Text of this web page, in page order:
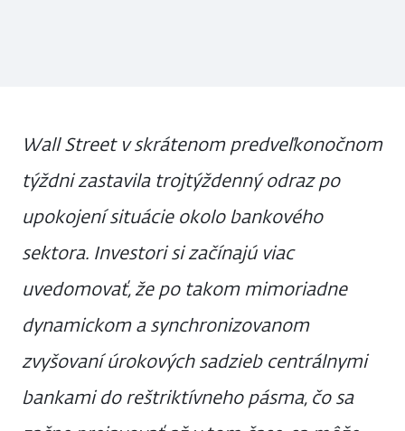
Wall Street v skrátenom predveľkonočnom
týždni zastavila trojtýždenný odraz po
upokojení situácie okolo bankového
sektora. Investori si začínajú viac
uvedomovať, že po takom mimoriadne
dynamickom a synchronizovanom
zvyšovaní úrokových sadzieb centrálnymi
bankami do reštriktívneho pásma, čo sa